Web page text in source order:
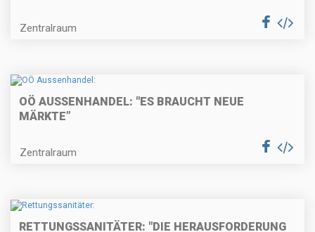
Zentralraum
OÖ AUSSENHANDEL: "ES BRAUCHT NEUE
MÄRKTE”
Zentralraum
RETTUNGSSANITÄTER: "DIE HERAUSFORDERUNG